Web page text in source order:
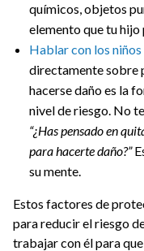
químicos, objetos
elemento que tu hijo
Hablar con los
directamente sobre
hacerse daño es la
nivel de riesgo. No
“¿Has pensado en
para hacerte daño?”
su mente.
Estos factores de
para reducir el riesgo
trabajar con él para